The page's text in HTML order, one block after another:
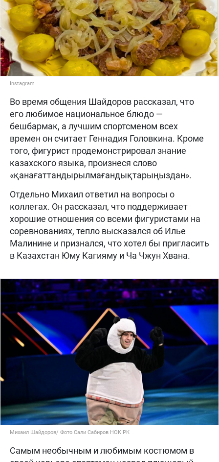
Instagram
Во время общения Шайдоров рассказал, что
его любимое национальное блюдо —
бешбармак, а лучшим спортсменом всех
времен он считает Геннадия Головкина. Кроме
того, фигурист продемонстрировал знание
казахского языка, произнеся слово
«қанағаттандырылмағандықтарыңыздан».
Отдельно Михаил ответил на вопросы о
коллегах. Он рассказал, что поддерживает
хорошие отношения со всеми фигуристами на
соревнованиях, тепло высказался об Илье
Малинине и признался, что хотел бы пригласить
в Казахстан Юму Кагияму и Ча Чжун Хвана.
Михаил Шайдоров/ Фото Сали Сабиров НОК РК
Самым необычным и любимым костюмом в